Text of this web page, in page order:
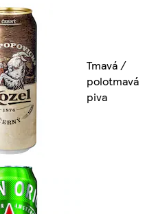
Tmavá /
polotmavá
piva